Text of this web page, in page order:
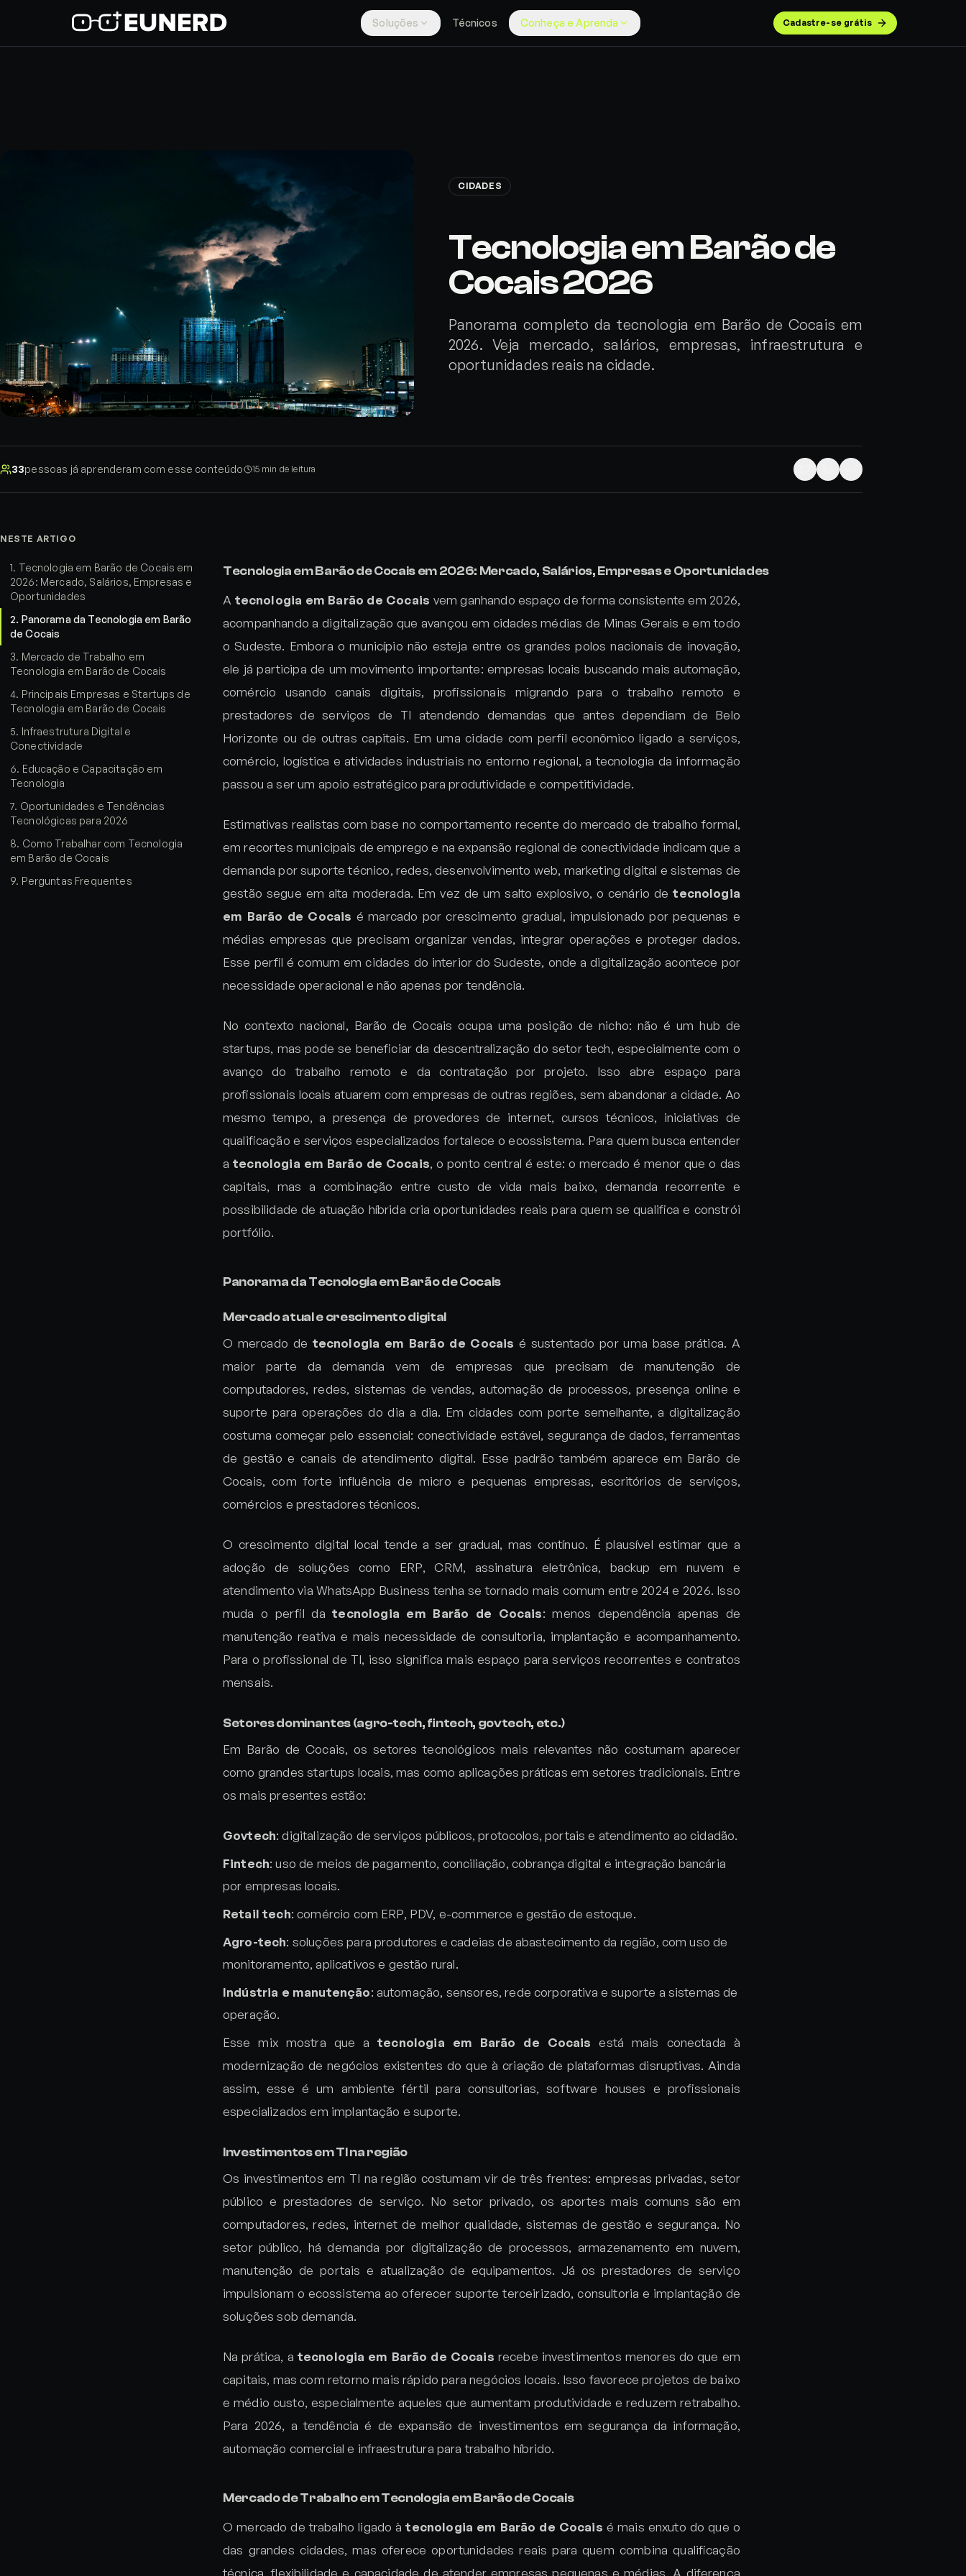
Soluções Técnicos Conheça e Aprenda Cadastre-se grátis
CIDADES
Tecnologia em Barão de
Cocais 2026
Panorama completo da tecnologia em Barão de Cocais em
2026. Veja mercado, salários, empresas, infraestrutura e
oportunidades reais na cidade.
33pessoas já aprenderam com esse conteúdo 15min de leitura
NESTE ARTIGO
1. Tecnologia em Barão de Cocais em
2026: Mercado, Salários, Empresas e
Oportunidades
2. Panorama da Tecnologia em Barão
de Cocais
3. Mercado de Trabalho em
Tecnologia em Barão de Cocais
4. Principais Empresas e Startups de
Tecnologia em Barão de Cocais
5. Infraestrutura Digital e
Conectividade
6. Educação e Capacitação em
Tecnologia
7. Oportunidades e Tendências
Tecnológicas para 2026
8. Como Trabalhar com Tecnologia
em Barão de Cocais
9. Perguntas Frequentes
Tecnologia em Barão de Cocais em 2026: Mercado, Salários, Empresas e Oportunidades
A tecnologia em Barão de Cocais vem ganhando espaço de forma consistente em 2026,
acompanhando a digitalização que avançou em cidades médias de Minas Gerais e em todo
o Sudeste. Embora o município não esteja entre os grandes polos nacionais de inovação,
ele já participa de um movimento importante: empresas locais buscando mais automação,
comércio usando canais digitais, profissionais migrando para o trabalho remoto e
prestadores de serviços de TI atendendo demandas que antes dependiam de Belo
Horizonte ou de outras capitais. Em uma cidade com perfil econômico ligado a serviços,
comércio, logística e atividades industriais no entorno regional, a tecnologia da informação
passou a ser um apoio estratégico para produtividade e competitividade.
Estimativas realistas com base no comportamento recente do mercado de trabalho formal,
em recortes municipais de emprego e na expansão regional de conectividade indicam que a
demanda por suporte técnico, redes, desenvolvimento web, marketing digital e sistemas de
gestão segue em alta moderada. Em vez de um salto explosivo, o cenário detecnologia
em Barão de Cocais é marcado por crescimento gradual, impulsionado por pequenas e
médias empresas que precisam organizar vendas, integrar operações e proteger dados.
Esse perfil é comum em cidades do interior do Sudeste, onde a digitalização acontece por
necessidade operacional e não apenas por tendência.
No contexto nacional, Barão de Cocais ocupa uma posição de nicho: não é um hub de
startups, mas pode se beneficiar da descentralização do setor tech, especialmente com o
avanço do trabalho remoto e da contratação por projeto. Isso abre espaço para
profissionais locais atuarem com empresas de outras regiões, sem abandonar a cidade. Ao
mesmo tempo, a presença de provedores de internet, cursos técnicos, iniciativas de
qualificação e serviços especializados fortalece o ecossistema. Para quem busca entender
atecnologia em Barão de Cocais, o ponto central é este: o mercado é menor que o das
capitais, mas a combinação entre custo de vida mais baixo, demanda recorrente e
possibilidade de atuação híbrida cria oportunidades reais para quem se qualifica e constrói
portfólio.
Panorama da Tecnologia em Barão de Cocais
Mercado atual e crescimento digital
O mercado de tecnologia em Barão de Cocais é sustentado por uma base prática. A
maior parte da demanda vem de empresas que precisam de manutenção de
computadores, redes, sistemas de vendas, automação de processos, presença online e
suporte para operações do dia a dia. Em cidades com porte semelhante, a digitalização
costuma começar pelo essencial: conectividade estável, segurança de dados, ferramentas
de gestão e canais de atendimento digital. Esse padrão também aparece em Barão de
Cocais, com forte influência de micro e pequenas empresas, escritórios de serviços,
comércios e prestadores técnicos.
O crescimento digital local tende a ser gradual, mas contínuo. É plausível estimar que a
adoção de soluções como ERP, CRM, assinatura eletrônica, backup em nuvem e
atendimento via WhatsApp Business tenha se tornado mais comum entre 2024 e 2026. Isso
muda o perfil datecnologia em Barão de Cocais: menos dependência apenas de
manutenção reativa e mais necessidade de consultoria, implantação e acompanhamento.
Para o profissional de TI, isso significa mais espaço para serviços recorrentes e contratos
mensais.
Setores dominantes (agro-tech, fintech, govtech, etc.)
Em Barão de Cocais, os setores tecnológicos mais relevantes não costumam aparecer
como grandes startups locais, mas como aplicações práticas em setores tradicionais. Entre
os mais presentes estão:
Govtech: digitalização de serviços públicos, protocolos, portais e atendimento ao cidadão.
Fintech: uso de meios de pagamento, conciliação, cobrança digital e integração bancária
por empresas locais.
Retail tech: comércio com ERP, PDV, e-commerce e gestão de estoque.
Agro-tech: soluções para produtores e cadeias de abastecimento da região, com uso de
monitoramento, aplicativos e gestão rural.
Indústria e manutenção: automação, sensores, rede corporativa e suporte a sistemas de
operação.
Esse mix mostra que atecnologia em Barão de Cocais está mais conectada à
modernização de negócios existentes do que à criação de plataformas disruptivas. Ainda
assim, esse é um ambiente fértil para consultorias, software houses e profissionais
especializados em implantação e suporte.
Investimentos em TI na região
Os investimentos em TI na região costumam vir de três frentes: empresas privadas, setor
público e prestadores de serviço. No setor privado, os aportes mais comuns são em
computadores, redes, internet de melhor qualidade, sistemas de gestão e segurança. No
setor público, há demanda por digitalização de processos, armazenamento em nuvem,
manutenção de portais e atualização de equipamentos. Já os prestadores de serviço
impulsionam o ecossistema ao oferecer suporte terceirizado, consultoria e implantação de
soluções sob demanda.
Na prática, a tecnologia em Barão de Cocais recebe investimentos menores do que em
capitais, mas com retorno mais rápido para negócios locais. Isso favorece projetos de baixo
e médio custo, especialmente aqueles que aumentam produtividade e reduzem retrabalho.
Para 2026, a tendência é de expansão de investimentos em segurança da informação,
automação comercial e infraestrutura para trabalho híbrido.
Mercado de Trabalho em Tecnologia em Barão de Cocais
O mercado de trabalho ligado àtecnologia em Barão de Cocais é mais enxuto do que o
das grandes cidades, mas oferece oportunidades reais para quem combina qualificação